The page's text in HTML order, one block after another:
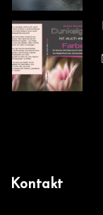
Kontakt